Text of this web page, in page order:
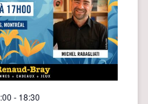
- 18:30